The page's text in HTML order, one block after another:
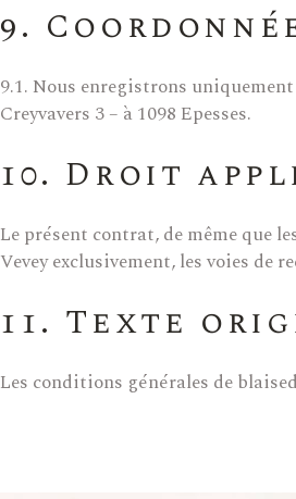
9.
9.1. Nous enregistrons
Creyvavers 3 – à 1098 Epesses.
10. Droit
Le présent contrat, de même que
Vevey exclusivement, les voies de
11. Texte
Les conditions générales de